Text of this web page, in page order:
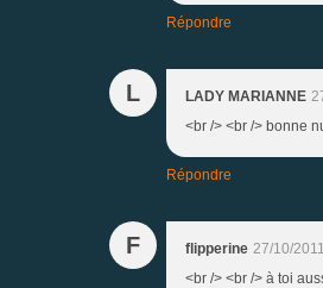
Répondre
L LADY MARIANNE
<br /> <br /> bonne
Répondre
F flipperine 27/10/
<br /> <br /> à toi